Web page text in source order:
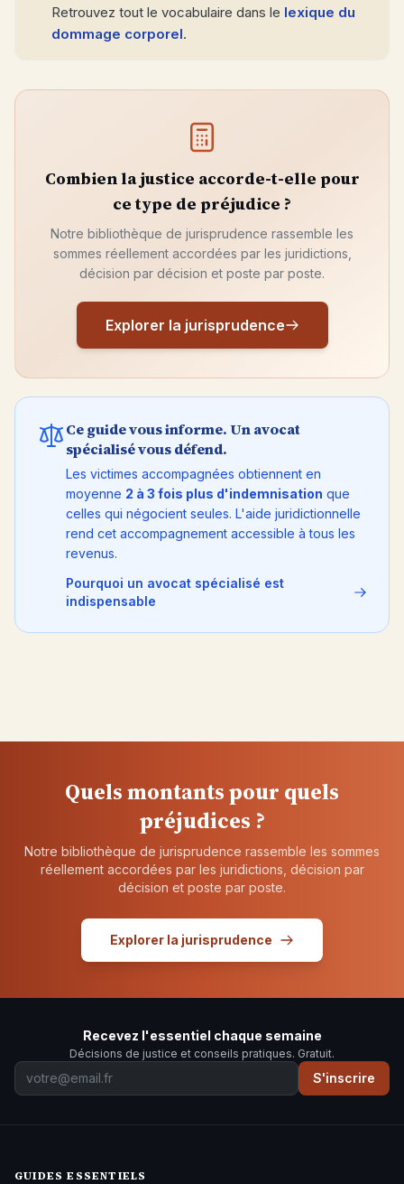
Retrouvez tout le vocabulaire dans le lexique du
dommage corporel.
Combien la justice accorde-t-elle pour
ce type de préjudice ?
Notre bibliothèque de jurisprudence rassemble les
sommes réellement accordées par les juridictions,
décision par décision et poste par poste.
Explorer la jurisprudence
Ce guide vous informe. Un avocat
spécialisé vous défend.
Les victimes accompagnées obtiennent en
moyenne 2 à 3 fois plus d'indemnisation que
celles qui négocient seules. L'aide juridictionnelle
rend cet accompagnement accessible à tous les
revenus.
Pourquoi un avocat spécialisé est
indispensable
Quels montants pour quels
préjudices ?
Notre bibliothèque de jurisprudence rassemble les sommes
réellement accordées par les juridictions, décision par
décision et poste par poste.
Explorer la jurisprudence
Recevez l'essentiel chaque semaine
Décisions de justice et conseils pratiques. Gratuit.
S'inscrire
GUIDES ESSENTIELS